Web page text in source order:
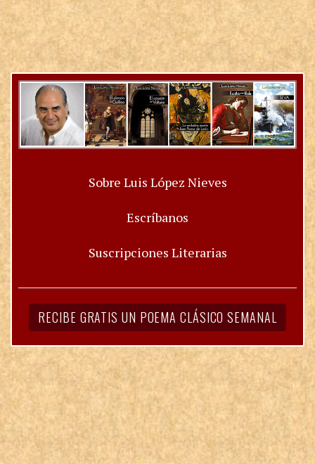
Sobre Luis López Nieves
Escríbanos
Suscripciones Literarias
RECIBE GRATIS UN POEMA CLÁSICO SEMANAL